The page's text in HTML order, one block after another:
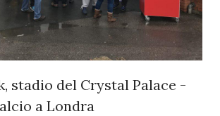
stadio del Crystal Palace -
a Londra